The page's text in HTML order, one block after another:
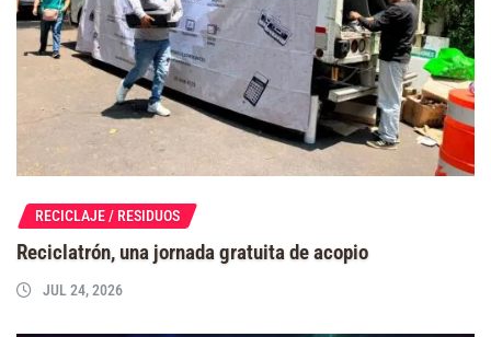
RECICLAJE / RESIDUOS
Reciclatrón, una jornada gratuita de acopio
JUL 24, 2026